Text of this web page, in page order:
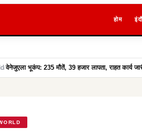
होम
/वेनेजुएला भूकंप: 235 मौतें, 39 हजार लापता, राहत कार्य